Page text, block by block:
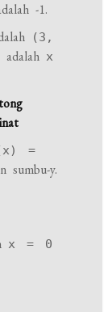
-1.
(3,
adalah x
=
sumbu-y.
x = 0